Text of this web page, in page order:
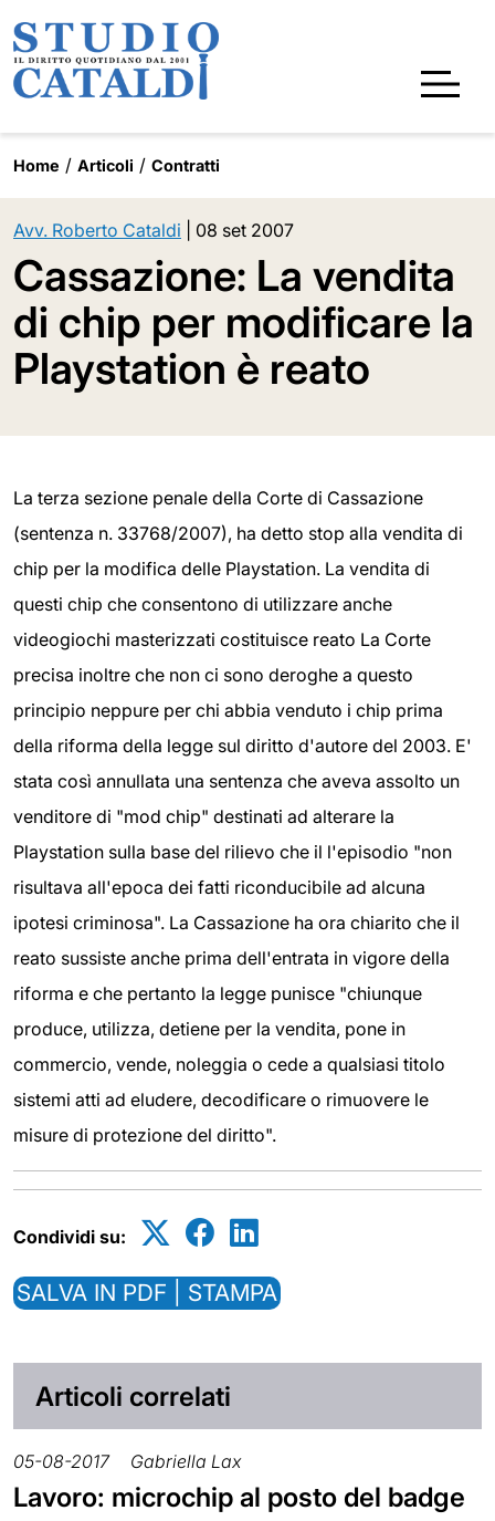
Home Articoli Contratti
Avv. Roberto Cataldi 08 set 2007
Cassazione: La vendita
di chip per modificare la
Playstation è reato
La terza sezione penale della Corte di Cassazione
(sentenza n. 33768/2007), ha detto stop alla vendita di
chip per la modifica delle Playstation. La vendita di
questi chip che consentono di utilizzare anche
videogiochi masterizzati costituisce reato La Corte
precisa inoltre che non ci sono deroghe a questo
principio neppure per chi abbia venduto i chip prima
della riforma della legge sul diritto d'autore del 2003. E'
stata così annullata una sentenza che aveva assolto un
venditore di "mod chip" destinati ad alterare la
Playstation sulla base del rilievo che il l'episodio "non
risultava all'epoca dei fatti riconducibile ad alcuna
ipotesi criminosa". La Cassazione ha ora chiarito che il
reato sussiste anche prima dell'entrata in vigore della
riforma e che pertanto la legge punisce "chiunque
produce, utilizza, detiene per la vendita, pone in
commercio, vende, noleggia o cede a qualsiasi titolo
sistemi atti ad eludere, decodificare o rimuovere le
misure di protezione del diritto".
Condividi su:
SALVA IN PDF | STAMPA
Articoli correlati
05-08-2017 Gabriella Lax
Lavoro: microchip al posto del badge